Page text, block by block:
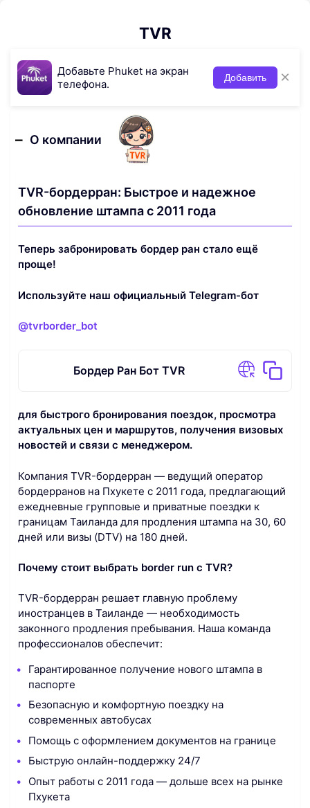
TVR
Добавьте Phuket на экран
телефона.
Добавить ×
О компании
TVR-бордерран: Быстрое и надежное
обновление штампа с 2011 года
Теперь забронировать бордер ран стало ещё
проще!
Используйте наш официальный Telegram-бот
@tvrborder_bot
Бордер Ран Бот TVR
для быстрого бронирования поездок, просмотра
актуальных цен и маршрутов, получения визовых
новостей и связи с менеджером.
Компания TVR-бордерран — ведущий оператор
бордерранов на Пхукете с 2011 года, предлагающий
ежедневные групповые и приватные поездки к
границам Таиланда для продления штампа на 30, 60
дней или визы (DTV) на 180 дней.
Почему стоит выбрать border run с TVR?
TVR-бордерран решает главную проблему
иностранцев в Таиланде — необходимость
законного продления пребывания. Наша команда
профессионалов обеспечит:
Гарантированное получение нового штампа в
паспорте
Безопасную и комфортную поездку на
современных автобусах
Помощь с оформлением документов на границе
Быструю онлайн-поддержку 24/7
Опыт работы с 2011 года — дольше всех на рынке
Пхукета